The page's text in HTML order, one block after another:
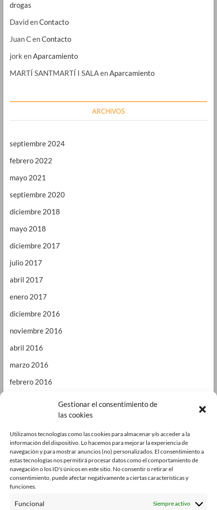
Gestionar el consentimiento de
las cookies
Utilizamos tecnologías como las cookies para almacenar y/o acceder a la
información del dispositivo. Lo hacemos para mejorar la experiencia de
navegación y para mostrar anuncios (no) personalizados. El consentimiento a
estas tecnologías nos permitirá procesar datos como el comportamiento de
navegación o los ID's únicos en este sitio. No consentir o retirar el
consentimiento, puede afectar negativamente a ciertas características y
funciones.
Funcional Siempre activo
drogas
DavidenContacto
Juan CenContacto
jork enAparcamiento
MARTÍ SANTMARTÍ I SALAenAparcamiento
ARCHIVOS
septiembre 2024
febrero 2022
mayo 2021
septiembre 2020
diciembre 2018
mayo 2018
diciembre 2017
julio 2017
abril 2017
enero 2017
diciembre 2016
noviembre 2016
abril 2016
marzo 2016
febrero 2016
septiembre 2015
enero 2015
octubre 2014
julio 2014
junio 2014
enero 2014